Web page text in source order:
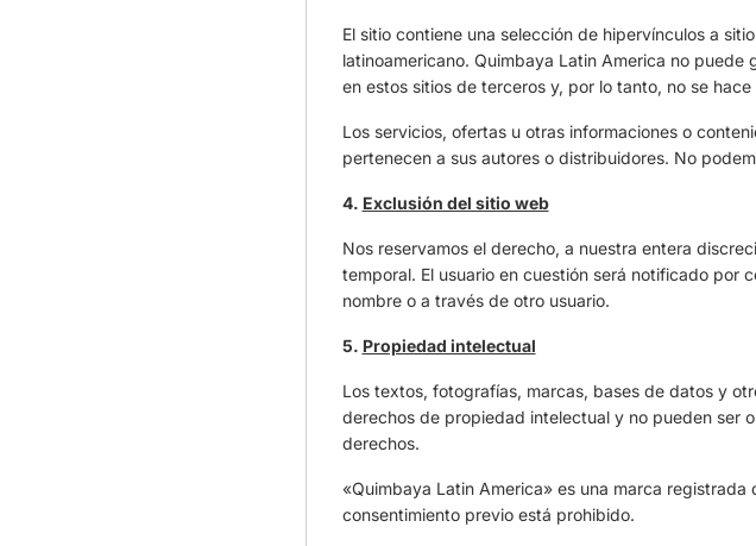
El sitio contiene una selección de hipervínculos a
latinoamericano. Quimbaya Latin America no
en estos sitios de terceros y, por lo tanto, no se
Los servicios, ofertas u otras informaciones o
pertenecen a sus autores o distribuidores. No
4. Exclusión del sitio web
Nos reservamos el derecho, a nuestra entera
temporal. El usuario en cuestión será notificado por
nombre o a través de otro usuario.
5. Propiedad intelectual
Los textos, fotografías, marcas, bases de datos y
derechos de propiedad intelectual y no pueden ser
derechos.
«Quimbaya Latin America» es una marca
consentimiento previo está prohibido.